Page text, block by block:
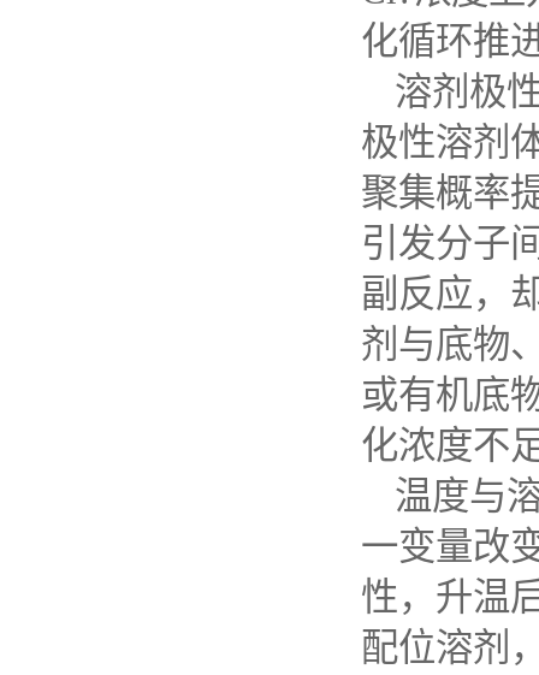
化循环推
溶剂极
极性溶剂
聚集概率
引发分子
副反应，
剂与底物
或有机底
化浓度不
温度与
一变量改
性，升温
配位溶剂